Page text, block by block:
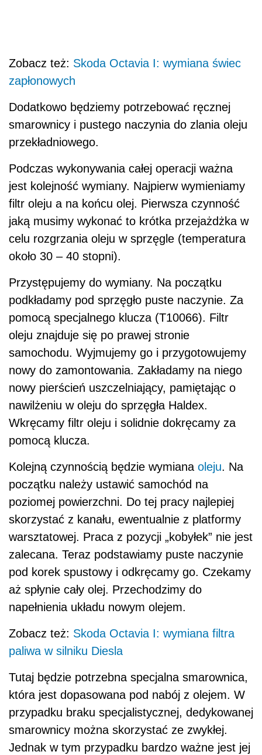
Zobacz też: Skoda Octavia I: wymiana świec
zapłonowych
Dodatkowo będziemy potrzebować ręcznej
smarownicy i pustego naczynia do zlania oleju
przekładniowego.
Podczas wykonywania całej operacji ważna
jest kolejność wymiany. Najpierw wymieniamy
filtr oleju a na końcu olej. Pierwsza czynność
jaką musimy wykonać to krótka przejażdżka w
celu rozgrzania oleju w sprzęgle (temperatura
około 30 – 40 stopni).
Przystępujemy do wymiany. Na początku
podkładamy pod sprzęgło puste naczynie. Za
pomocą specjalnego klucza (T10066). Filtr
oleju znajduje się po prawej stronie
samochodu. Wyjmujemy go i przygotowujemy
nowy do zamontowania. Zakładamy na niego
nowy pierścień uszczelniający, pamiętając o
nawilżeniu w oleju do sprzęgła Haldex.
Wkręcamy filtr oleju i solidnie dokręcamy za
pomocą klucza.
Kolejną czynnością będzie wymiana oleju. Na
początku należy ustawić samochód na
poziomej powierzchni. Do tej pracy najlepiej
skorzystać z kanału, ewentualnie z platformy
warsztatowej. Praca z pozycji „kobyłek” nie jest
zalecana. Teraz podstawiamy puste naczynie
pod korek spustowy i odkręcamy go. Czekamy
aż spłynie cały olej. Przechodzimy do
napełnienia układu nowym olejem.
Zobacz też: Skoda Octavia I: wymiana filtra
paliwa w silniku Diesla
Tutaj będzie potrzebna specjalna smarownica,
która jest dopasowana pod nabój z olejem. W
przypadku braku specjalistycznej, dedykowanej
smarownicy można skorzystać ze zwykłej.
Jednak w tym przypadku bardzo ważne jest jej